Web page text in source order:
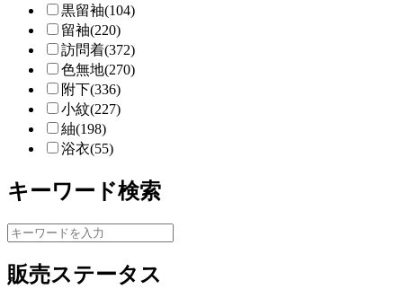
黒留袖(104)
留袖(220)
訪問着(372)
色無地(270)
附下(336)
小紋(227)
紬(198)
浴衣(55)
キーワード検索
販売ステータス